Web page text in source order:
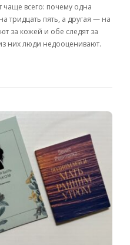
чаще всего: почему одна
тридцать пять, а другая — на
за кожей и обе следят за
них люди недооценивают.